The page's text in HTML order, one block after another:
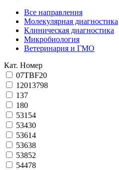
Все направления
Молекулярная диагностика
Клиническая диагностика
Микробиология
Ветеринария и ГМО
Кат. Номер
07TBF20
12013798
137
180
53154
53430
53614
53638
53852
54478